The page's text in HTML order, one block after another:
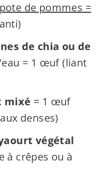
de pommes =
de chia ou de
= 1 œuf (liant
mixé = 1 œuf
denses)
végétal
à crêpes ou à